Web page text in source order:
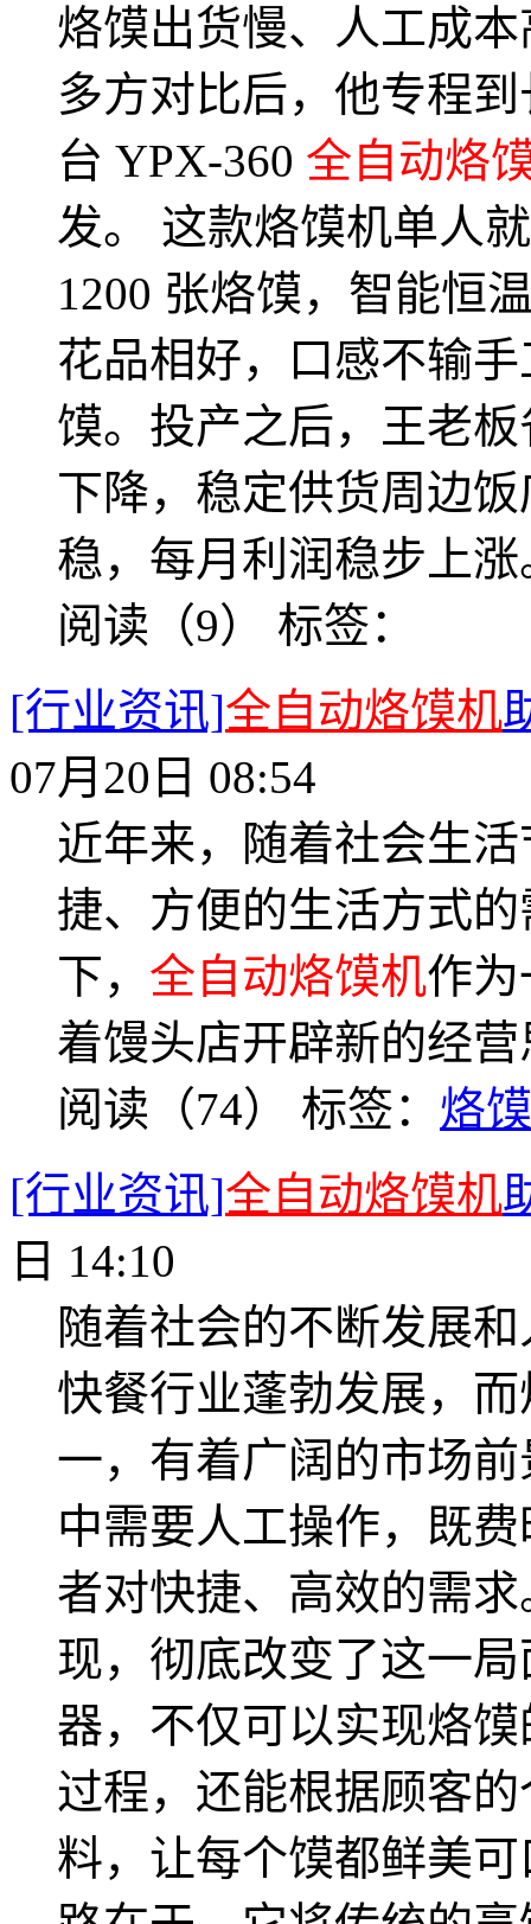
烙馍出货慢、人工成
多方对比后，他专程
台 YPX-360 全自动烙
发。 这款烙馍机单人
1200 张烙馍，智能恒
花品相好，口感不输
馍。投产之后，王老
下降，稳定供货周边
稳，每月利润稳步上
阅读（9） 标签：
[行业资讯]全自动烙馍机
07月20日 08:54
近年来，随着社会生
捷、方便的生活方式
下， 全自动烙馍机作
着馒头店开辟新的经
阅读（74） 标签： 烙
[行业资讯]全自动烙馍机
日 14:10
随着社会的不断发展
快餐行业蓬勃发展，
一，有着广阔的市场
中需要人工操作，既
者对快捷、高效的需
现，彻底改变了这一
器，不仅可以实现烙
过程，还能根据顾客
料，让每个馍都鲜美